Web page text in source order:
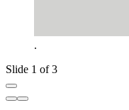
.
Slide 1 of 3